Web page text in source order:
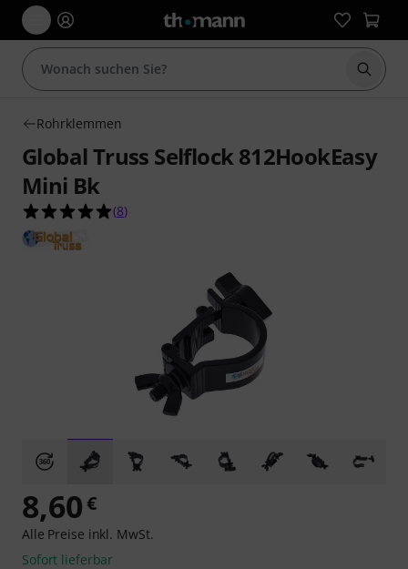
Suche
Rohrklemmen
Global Truss Selflock 812HookEasy
Mini Bk
5.0 von 5 Sternen aus 8 Kundenbewertungen
(8)
8,60€
Alle Preise inkl. MwSt.
Sofort lieferbar